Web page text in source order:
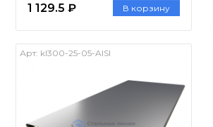
1 129.5 ₽ В корзину
Арт: kl300-25-05-AISI